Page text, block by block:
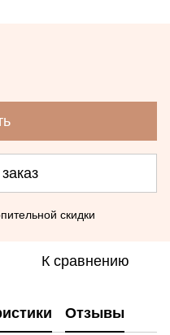
скидки
К сравнению
Отзывы